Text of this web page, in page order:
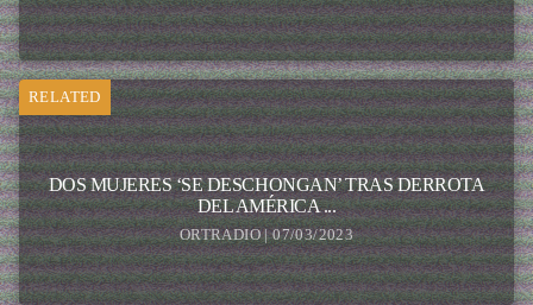
RELATED
DOS MUJERES ‘SE DESCHONGAN’ TRAS DERROTA
DEL AMÉRICA ...
ORTRADIO | 07/03/2023